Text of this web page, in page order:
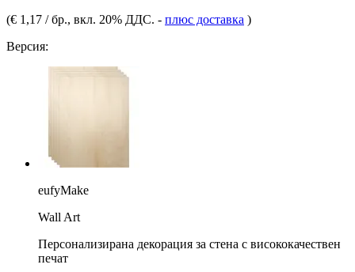
(€ 1,17 / бр., вкл. 20% ДДС. - плюс доставка )
Версия:
eufyMake
Wall Art
Персонализирана декорация за стена с висококачествен
печат